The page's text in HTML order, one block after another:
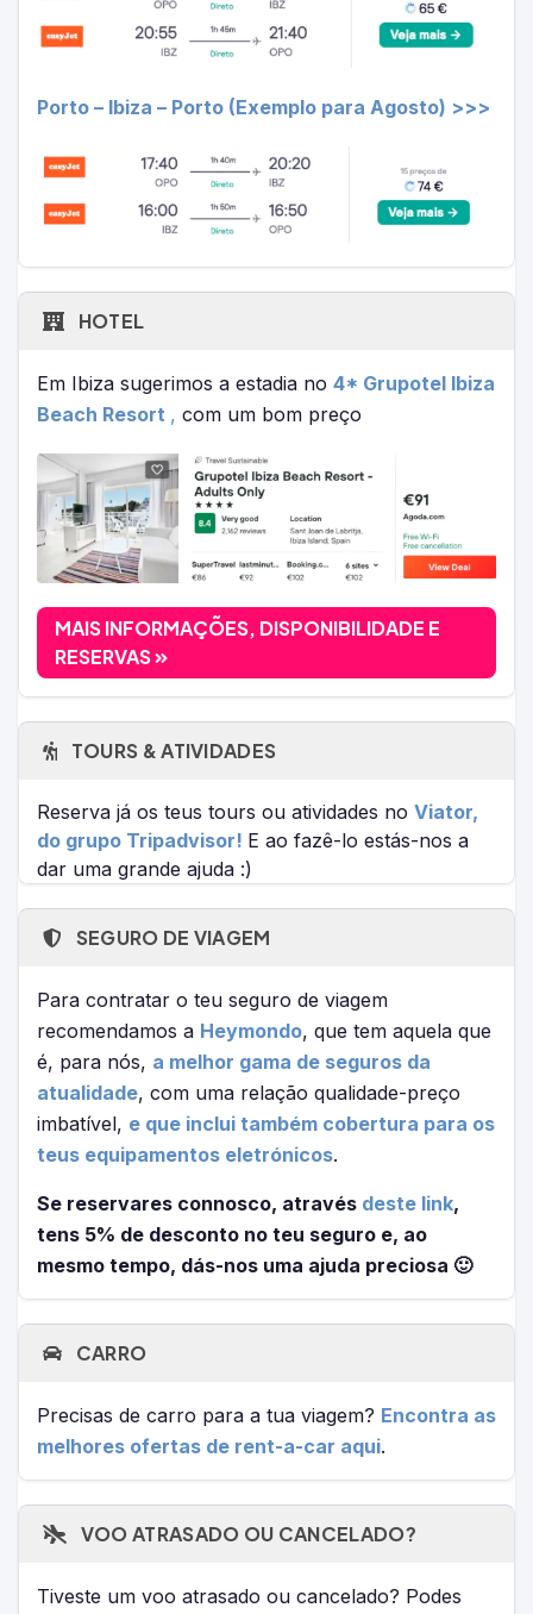
Porto – Ibiza – Porto (Exemplo para Agosto) >>>
HOTEL
Em Ibiza sugerimos a estadia no 4* Grupotel Ibiza
Beach Resort , com um bom preço
MAIS INFORMAÇÕES, DISPONIBILIDADE E
RESERVAS
TOURS & ATIVIDADES
Reserva já os teus tours ou atividades no Viator,
do grupo Tripadvisor! E ao fazê-lo estás-nos a
dar uma grande ajuda :)
SEGURO DE VIAGEM
Para contratar o teu seguro de viagem
recomendamos a Heymondo, que tem aquela que
é, para nós, a melhor gama de seguros da
atualidade, com uma relação qualidade-preço
imbatível, e que inclui também cobertura para os
teus equipamentos eletrónicos.
Se reservares connosco, através deste link,
tens 5% de desconto no teu seguro e, ao
mesmo tempo, dás-nos uma ajuda preciosa 🙂
CARRO
Precisas de carro para a tua viagem? Encontra as
melhores ofertas de rent-a-car aqui.
VOO ATRASADO OU CANCELADO?
Tiveste um voo atrasado ou cancelado? Podes